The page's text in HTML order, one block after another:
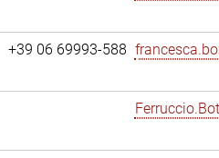
+39 06 69993-588